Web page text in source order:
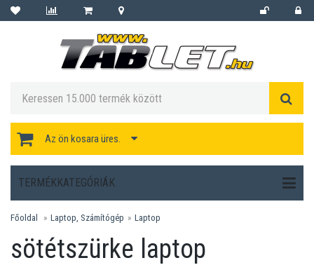
Az ön kosara üres.
TERMÉKKATEGÓRIÁK
Főoldal Laptop, Számítógép Laptop
sötétszürke laptop